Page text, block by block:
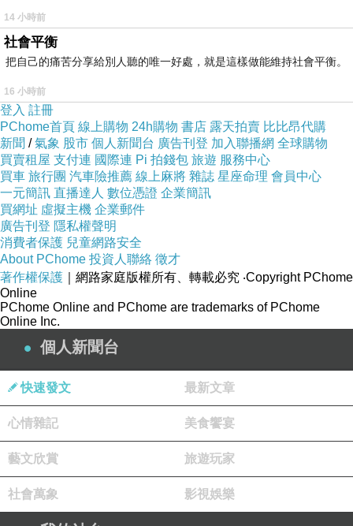
久液價格
5、葡萄
人體在經歷了炎熱潮濕的夏季後，身體內熱重、
而且困乏。不過經常食用葡萄對神經衰弱、疲勞
過度大有裨益。但是要註意體質弱的人最好不要
食用葡萄，特別是脾胃虛寒的人群。
說了那麽多可食用的食材。
這裏額外的給大家講述不宜食用怎麽樣的食材。
1、姜、辛辣食物
俗話說“八九月不食姜”。這是因為什麽呢？生姜
屬於燥熱的食物，並不能很好的祛除身體內的濕
氣。同時不要食用和生姜屬性相近的食物及不要
食用辛辣、刺激類食品。持久液藥效 持久液有
用嗎 持久液作用
、苦的食物
苦的食物壹般在燥熱的夏季食用，因為可以清熱
解毒，但是立秋之後天氣情況從燥熱轉為濕熱，
如果還壹直吃苦的食物反而不適應季節
14 小時前
社會平衡
把自己的痛苦分享給別人聽的唯一好處，就是這樣做能維持社會平衡。
16 小時前
登入 註冊
PChome首頁 線上購物 24h購物 書店 露天拍賣 比比昂代購
新聞 /氣象 股市 個人新聞台 廣告刊登 加入聯播網 全球購物
買賣租屋 支付連 國際連 Pi 拍錢包 旅遊 服務中心
買車 旅行團 汽車險推薦 線上麻將 雜誌 星座命理 會員中心
一元簡訊 直播達人 數位憑證 企業簡訊
買網址 虛擬主機 企業郵件
廣告刊登 隱私權聲明
消費者保護 兒童網路安全
About PChome 投資人聯絡 徵才
著作權保護 ｜網路家庭版權所有、轉載必究 ‧Copyright PChome
Online
PChome Online and PChome are trademarks of PChome
Online Inc.
個人新聞台
快速發文 最新文章
心情雜記 美食饗宴
藝文欣賞 旅遊玩家
社會萬象 影視娛樂